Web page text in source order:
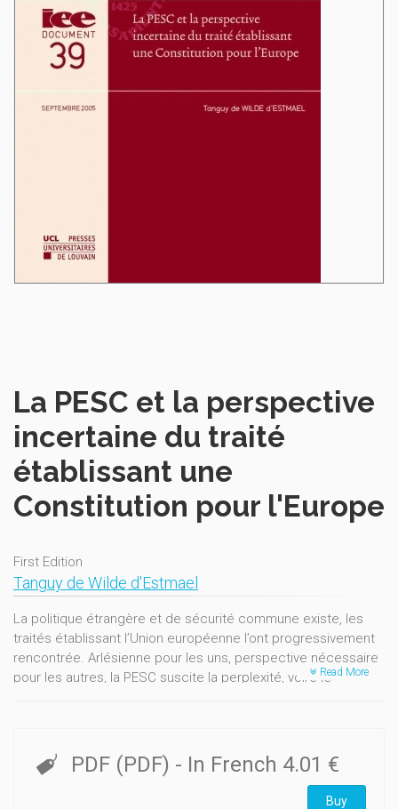
La PESC et la perspective
incertaine du traité
établissant une
Constitution pour l'Europe
First Edition
Tanguy de Wilde d'Estmael
La politique étrangère et de sécurité commune existe, les
traités établissant l’Union européenne l’ont progressivement
rencontrée. Arlésienne pour les uns, perspective nécessaire
pour les autres, la PESC suscite la perplexité, voire le
et comment en apprécier les évolutions ? Que laissent
augurer les incertitudes planant sur le traité établissant une
Read More
PDF (PDF) - In French 4.01 €
Buy